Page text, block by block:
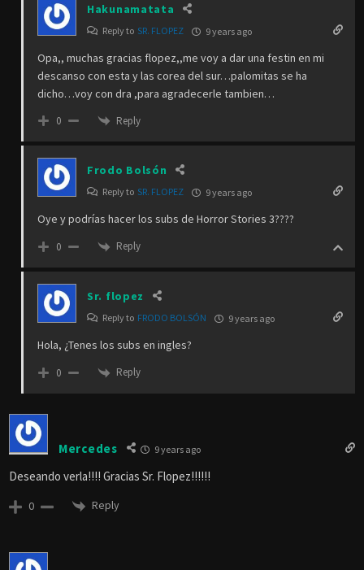
Hakunamatata
Reply to SR. FLOPEZ 9 years ago
Opa,, muchas gracias flopez,,me voy a dar una festin en mi
descanso con esta y las corea del sur…palomitas se ha
dicho…voy con dra ,para agradecerle tambien…
0 Reply
Frodo Bolsón
Reply to SR. FLOPEZ 9 years ago
Oye y podrías hacer los subs de Horror Stories 3????
0 Reply
Sr. flopez
Reply to FRODO BOLSÓN 9 years ago
Hola, ¿Tenes los subs en ingles?
0 Reply
Mercedes 9 years ago
Deseando verla!!!! Gracias Sr. Flopez!!!!!!
0 Reply